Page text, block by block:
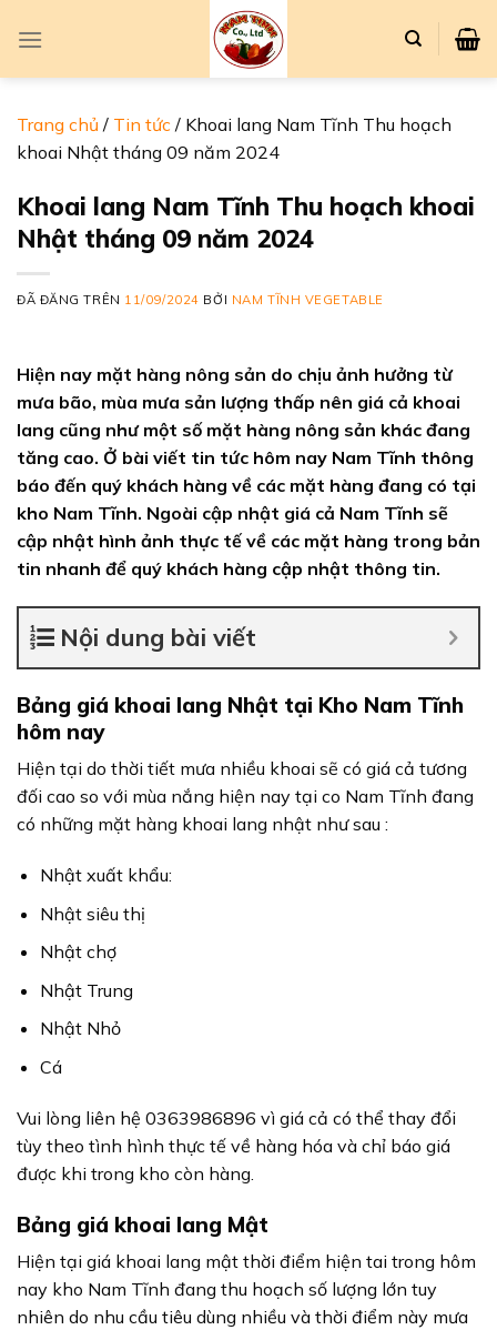
đến
Trang chủ / Tin tức / Khoai lang Nam Tĩnh Thu hoạch
khoai Nhật tháng 09 năm 2024
Khoai lang Nam Tĩnh Thu hoạch khoai
Nhật tháng 09 năm 2024
ĐÃ ĐĂNG TRÊN 11/09/2024 BỞI NAM TĨNH VEGETABLE
Hiện nay mặt hàng nông sản do chịu ảnh hưởng từ
mưa bão, mùa mưa sản lượng thấp nên giá cả khoai
lang cũng như một số mặt hàng nông sản khác đang
tăng cao. Ở bài viết tin tức hôm nay Nam Tĩnh thông
báo đến quý khách hàng về các mặt hàng đang có tại
kho Nam Tĩnh. Ngoài cập nhật giá cả Nam Tĩnh sẽ
cập nhật hình ảnh thực tế về các mặt hàng trong bản
tin nhanh để quý khách hàng cập nhật thông tin.
Nội dung bài viết
Bảng giá khoai lang Nhật tại Kho Nam Tĩnh
hôm nay
Hiện tại do thời tiết mưa nhiều khoai sẽ có giá cả tương
đối cao so với mùa nắng hiện nay tại co Nam Tĩnh đang
có những mặt hàng khoai lang nhật như sau :
Nhật xuất khẩu:
Nhật siêu thị
Nhật chợ
Nhật Trung
Nhật Nhỏ
Cá
Vui lòng liên hệ 0363986896 vì giá cả có thể thay đổi
tùy theo tình hình thực tế về hàng hóa và chỉ báo giá
được khi trong kho còn hàng.
Bảng giá khoai lang Mật
Hiện tại giá khoai lang mật thời điểm hiện tai trong hôm
nay kho Nam Tĩnh đang thu hoạch số lượng lớn tuy
nhiên do nhu cầu tiêu dùng nhiều và thời điểm này mưa